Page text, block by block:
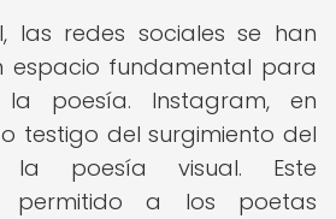
las redes sociales se han
espacio fundamental para
poesía. Instagram, en
testigo del surgimiento del
la poesía visual. Este
permitido a los poetas